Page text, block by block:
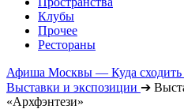
Клубы
Прочее
Рестораны
Афиша Москвы — Куда сходить
Выставки и экспозиции ➔
«Архфэнтези»